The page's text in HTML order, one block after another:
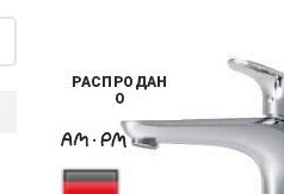
РАСПРОДАН
О